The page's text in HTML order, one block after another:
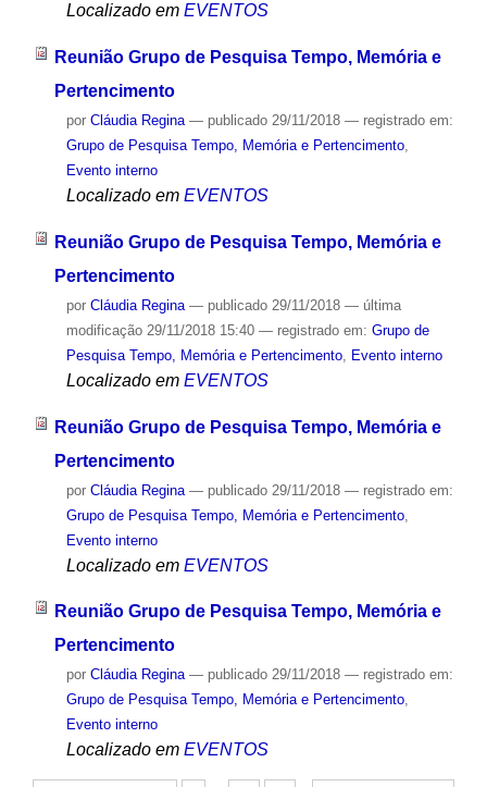
Localizado em EVENTOS
Reunião Grupo de Pesquisa Tempo, Memória e
Pertencimento
por Cláudia Regina — publicado29/11/2018 — registrado em:
Grupo de Pesquisa Tempo, Memória e Pertencimento,
Evento interno
Localizado em EVENTOS
Reunião Grupo de Pesquisa Tempo, Memória e
Pertencimento
por Cláudia Regina — publicado29/11/2018 — última
modificação29/11/2018 15:40 — registrado em: Grupo de
Pesquisa Tempo, Memória e Pertencimento, Evento interno
Localizado em EVENTOS
Reunião Grupo de Pesquisa Tempo, Memória e
Pertencimento
por Cláudia Regina — publicado29/11/2018 — registrado em:
Grupo de Pesquisa Tempo, Memória e Pertencimento,
Evento interno
Localizado em EVENTOS
Reunião Grupo de Pesquisa Tempo, Memória e
Pertencimento
por Cláudia Regina — publicado29/11/2018 — registrado em:
Grupo de Pesquisa Tempo, Memória e Pertencimento,
Evento interno
Localizado em EVENTOS